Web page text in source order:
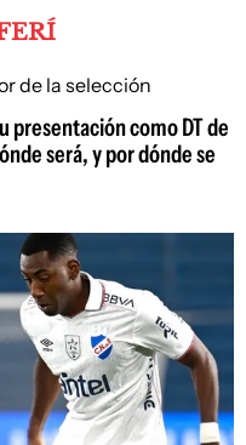
presentación como DT de
será, y por dónde se